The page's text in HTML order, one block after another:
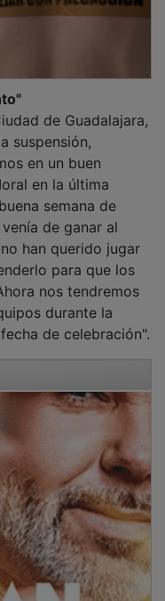
de FP,
Multiusos
los Vientos’,
de Albañilería